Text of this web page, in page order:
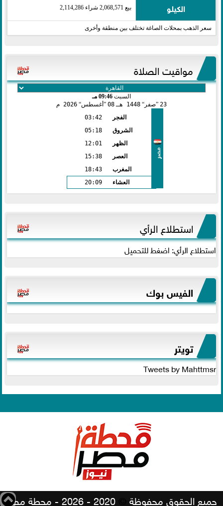
الكيلو بيع 2,068,571 شراء 2,114,286
سعر الذهب بمحلات الصاغة تختلف بين منطقة وأخرى
مواقيت الصلاة
السبت 09:46 مـ
23 صفر 1448 هـ 08 أغسطس 2026 م
مصر
الفجر
03:42
الشروق
05:18
الظهر
12:01
العصر
15:38
المغرب
18:43
العشاء
20:09
استطلاع الرأي
استطلاع الرأي: اضغط للتحميل
الفيس بوك
تويتر
Tweets by Mahttmsr
جميع الحقوق محفوظة 2020 - 2026 - محطة مصر